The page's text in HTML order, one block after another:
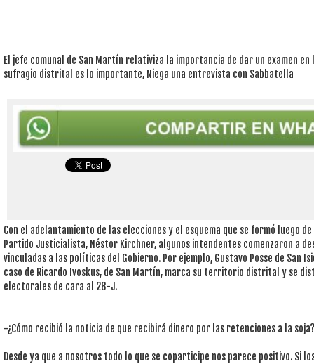
El jefe comunal de San Martín relativiza la importancia de dar un examen
sufragio distrital es lo importante, Niega una entrevista con Sabbatella
Con el adelantamiento de las elecciones y el esquema que se formó luego
Partido Justicialista, Néstor Kirchner, algunos intendentes comenzaron a
vinculadas a las políticas del Gobierno. Por ejemplo, Gustavo Posse de San
caso de Ricardo Ivoskus, de San Martín, marca su territorio distrital y se
electorales de cara al 28-J.
-¿Cómo recibió la noticia de que recibirá dinero por las retenciones a la soja?
Desde ya que a nosotros todo lo que se coparticipe nos parece positivo. Si